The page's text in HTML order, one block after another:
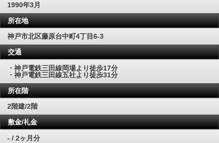
1990年3月
所在地
神戸市北区藤原台中町4丁目6-3
交通
・神戸電鉄三田線岡場より徒歩17分
・神戸電鉄三田線五社より徒歩31分
所在階
2階建/2階
敷金/礼金
- / 2ヶ月分